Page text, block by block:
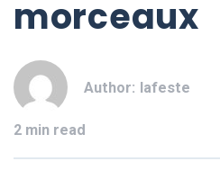
morceaux
Author: lafeste
2 min read